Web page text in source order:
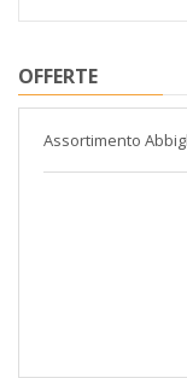
OFFERTE
Assortimento